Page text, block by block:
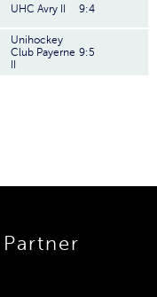
UHC Avry II 9:4
Unihockey
Club Payerne 9:5